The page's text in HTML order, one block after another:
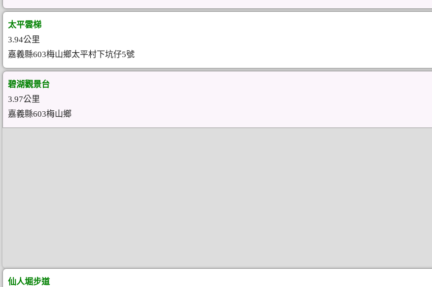
太平雲梯
3.94公里
嘉義縣603梅山鄉太平村下坑仔5號
碧湖觀景台
3.97公里
嘉義縣603梅山鄉
仙人堀步道